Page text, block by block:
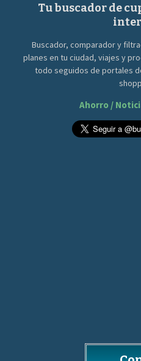
Tu buscador de
Buscador, comparador y
planes en tu ciudad, viajes y
todo seguidos de portales
Ahorro /